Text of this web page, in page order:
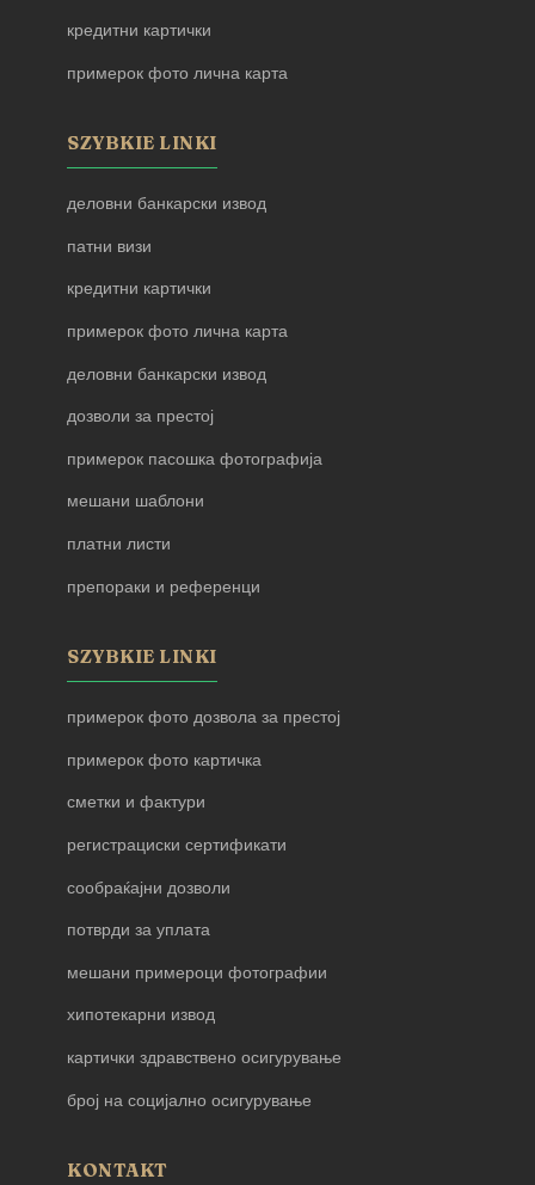
кредитни картички
примерок фото лична карта
SZYBKIE LINKI
деловни банкарски извод
патни визи
кредитни картички
примерок фото лична карта
деловни банкарски извод
дозволи за престој
примерок пасошка фотографија
мешани шаблони
платни листи
препораки и референци
SZYBKIE LINKI
примерок фото дозвола за престој
примерок фото картичка
сметки и фактури
регистрациски сертификати
сообраќајни дозволи
потврди за уплата
мешани примероци фотографии
хипотекарни извод
картички здравствено осигурување
број на социјално осигурување
KONTAKT